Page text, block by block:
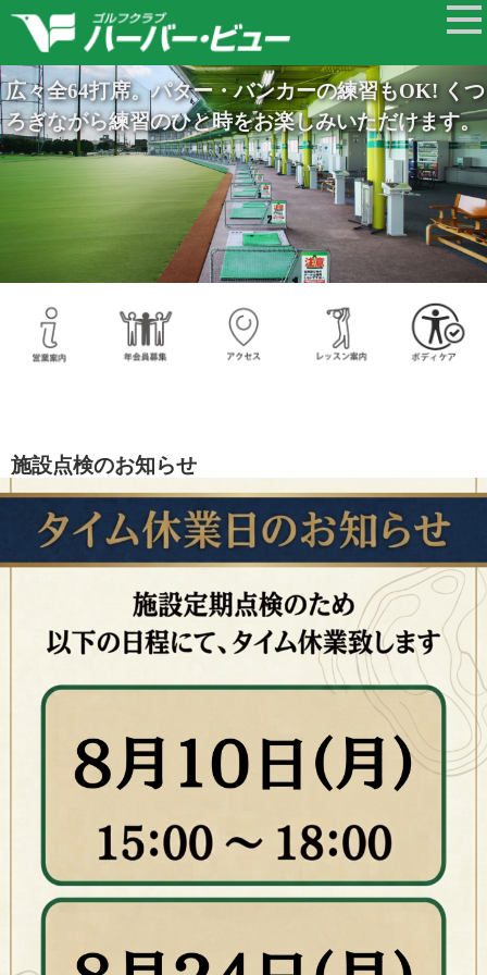
広々全64打席。パター・バンカーの練習もOK! くつ
ろぎながら練習のひと時をお楽しみいただけます。
施設点検のお知らせ